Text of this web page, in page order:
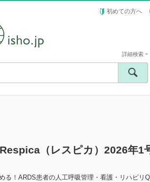
初めての方へ
詳細検索
（レスピカ）2026年1
る！ARDS患者の人工呼吸管理・看護・リハビリ